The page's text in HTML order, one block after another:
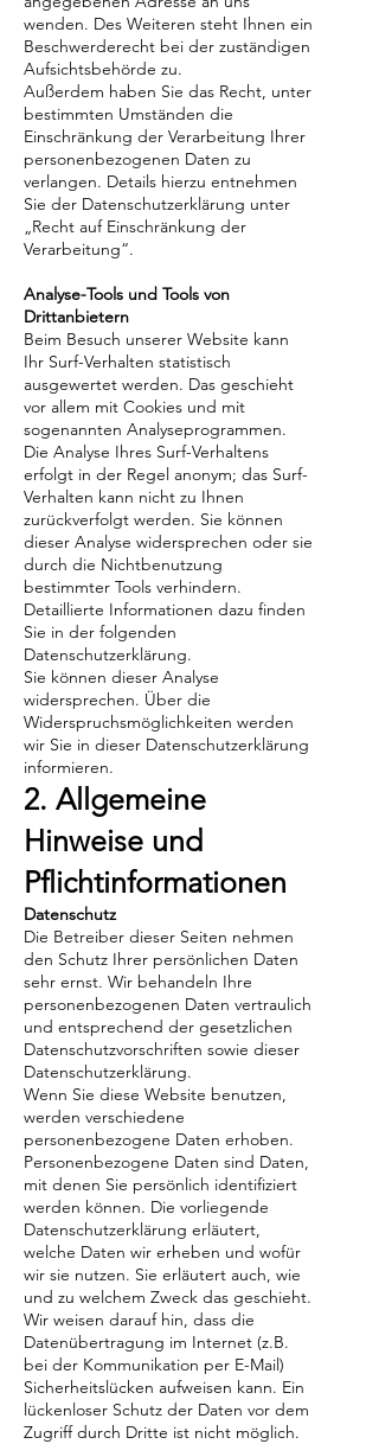
wenden. Des Weiteren steht Ihnen ein
Beschwerderecht bei der zuständigen
Aufsichtsbehörde zu.
Außerdem haben Sie das Recht, unter
bestimmten Umständen die
Einschränkung der Verarbeitung Ihrer
personenbezogenen Daten zu
verlangen. Details hierzu entnehmen
Sie der Datenschutzerklärung unter
„Recht auf Einschränkung der
Verarbeitung“.
Analyse-Tools und Tools von
Drittanbietern
Beim Besuch unserer Website kann
Ihr Surf-Verhalten statistisch
ausgewertet werden. Das geschieht
vor allem mit Cookies und mit
sogenannten Analyseprogrammen.
Die Analyse Ihres Surf-Verhaltens
erfolgt in der Regel anonym; das Surf-
Verhalten kann nicht zu Ihnen
zurückverfolgt werden. Sie können
dieser Analyse widersprechen oder sie
durch die Nichtbenutzung
bestimmter Tools verhindern.
Detaillierte Informationen dazu finden
Sie in der folgenden
Datenschutzerklärung.
Sie können dieser Analyse
widersprechen. Über die
Widerspruchsmöglichkeiten werden
wir Sie in dieser Datenschutzerklärung
informieren.
2. Allgemeine
Hinweise und
Pflichtinformationen
Datenschutz
Die Betreiber dieser Seiten nehmen
den Schutz Ihrer persönlichen Daten
sehr ernst. Wir behandeln Ihre
personenbezogenen Daten vertraulich
und entsprechend der gesetzlichen
Datenschutzvorschriften sowie dieser
Datenschutzerklärung.
Wenn Sie diese Website benutzen,
werden verschiedene
personenbezogene Daten erhoben.
Personenbezogene Daten sind Daten,
mit denen Sie persönlich identifiziert
werden können. Die vorliegende
Datenschutzerklärung erläutert,
welche Daten wir erheben und wofür
wir sie nutzen. Sie erläutert auch, wie
und zu welchem Zweck das geschieht.
Wir weisen darauf hin, dass die
Datenübertragung im Internet (z.B.
bei der Kommunikation per E-Mail)
Sicherheitslücken aufweisen kann. Ein
lückenloser Schutz der Daten vor dem
Zugriff durch Dritte ist nicht möglich.